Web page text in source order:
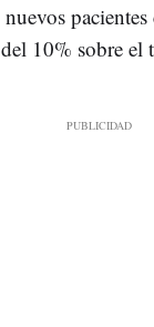
10% sobre el